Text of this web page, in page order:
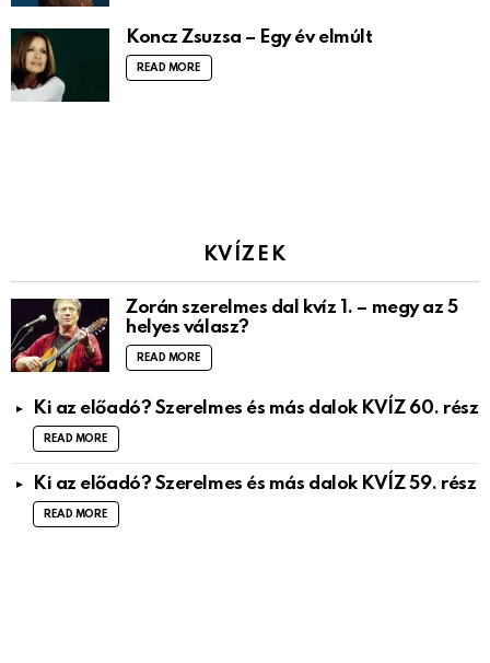
Koncz Zsuzsa – Egy év elmúlt
READ MORE
KVÍZEK
Zorán szerelmes dal kvíz 1. – megy az 5
helyes válasz?
READ MORE
Ki az előadó? Szerelmes és más dalok KVÍZ 60. rész
READ MORE
Ki az előadó? Szerelmes és más dalok KVÍZ 59. rész
READ MORE